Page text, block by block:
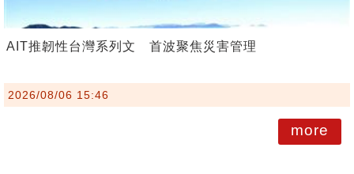
AIT推韌性台灣系列文 首波聚焦災害管理
2026/08/06 15:46
more